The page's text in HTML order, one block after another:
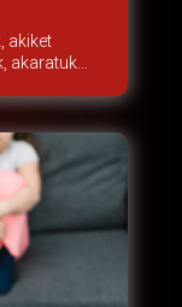
akiket
akaratuk…